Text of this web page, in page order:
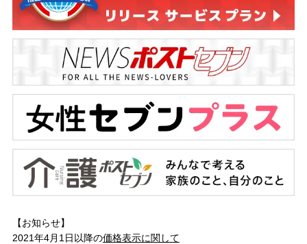
【お知らせ】
2021年4月1日以降の価格表示に関して